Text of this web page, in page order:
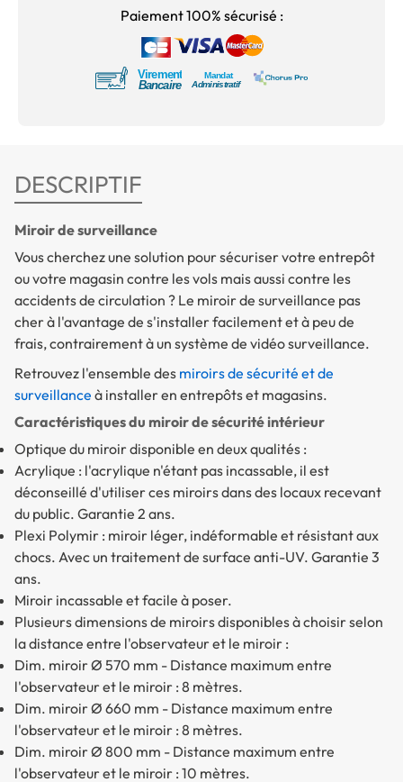
Paiement 100% sécurisé :
DESCRIPTIF
Miroir de surveillance
Vous cherchez une solution pour sécuriser votre entrepôt
ou votre magasin contre les vols mais aussi contre les
accidents de circulation ? Le miroir de surveillance pas
cher à l'avantage de s'installer facilement et à peu de
frais, contrairement à un système de vidéo surveillance.
Retrouvez l'ensemble des miroirs de sécurité et de
surveillance à installer en entrepôts et magasins.
Caractéristiques du miroir de sécurité intérieur
Optique du miroir disponible en deux qualités :
Acrylique : l'acrylique n'étant pas incassable, il est
déconseillé d'utiliser ces miroirs dans des locaux recevant
du public. Garantie 2 ans.
Plexi Polymir : miroir léger, indéformable et résistant aux
chocs. Avec un traitement de surface anti-UV. Garantie 3
ans.
Miroir incassable et facile à poser.
Plusieurs dimensions de miroirs disponibles à choisir selon
la distance entre l'observateur et le miroir :
Dim. miroir Ø 570 mm - Distance maximum entre
l'observateur et le miroir : 8 mètres.
Dim. miroir Ø 660 mm - Distance maximum entre
l'observateur et le miroir : 8 mètres.
Dim. miroir Ø 800 mm - Distance maximum entre
l'observateur et le miroir : 10 mètres.